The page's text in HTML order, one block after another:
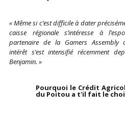
« Même si c’est difficile à dater
caisse régionale s’intéresse à
partenaire de la Gamers Assembly
intérêt s’est intensifié récemment
Benjamin. »
Pourquoi le Crédit
du Poitou a t'il fait le